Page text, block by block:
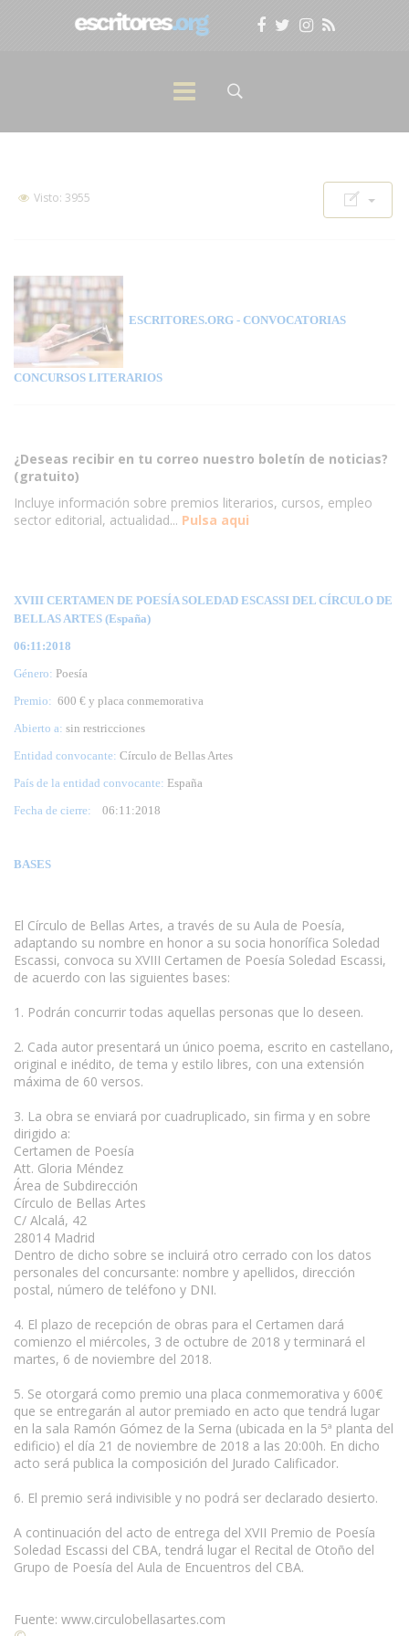
Visto: 3955
ESCRITORES.ORG - CONVOCATORIAS
CONCURSOS LITERARIOS
¿Deseas recibir en tu correo nuestro boletín de noticias?
(gratuito)
Incluye información sobre premios literarios, cursos, empleo
sector editorial, actualidad... Pulsa aqui
XVIII CERTAMEN DE POESÍA SOLEDAD ESCASSI DEL CÍRCULO DE
BELLAS ARTES (España)
06:11:2018
Género: Poesía
Premio: 600 € y placa conmemorativa
Abierto a: sin restricciones
Entidad convocante: Círculo de Bellas Artes
País de la entidad convocante: España
Fecha de cierre:
06:11:2018
BASES
El Círculo de Bellas Artes, a través de su Aula de Poesía,
adaptando su nombre en honor a su socia honorífica Soledad
Escassi, convoca su XVIII Certamen de Poesía Soledad Escassi,
de acuerdo con las siguientes bases:
1. Podrán concurrir todas aquellas personas que lo deseen.
2. Cada autor presentará un único poema, escrito en castellano,
original e inédito, de tema y estilo libres, con una extensión
máxima de 60 versos.
3. La obra se enviará por cuadruplicado, sin firma y en sobre
dirigido a:
Certamen de Poesía
Att. Gloria Méndez
Área de Subdirección
Círculo de Bellas Artes
C/ Alcalá, 42
28014 Madrid
Dentro de dicho sobre se incluirá otro cerrado con los datos
personales del concursante: nombre y apellidos, dirección
postal, número de teléfono y DNI.
4. El plazo de recepción de obras para el Certamen dará
comienzo el miércoles, 3 de octubre de 2018 y terminará el
martes, 6 de noviembre del 2018.
5. Se otorgará como premio una placa conmemorativa y 600€
que se entregarán al autor premiado en acto que tendrá lugar
en la sala Ramón Gómez de la Serna (ubicada en la 5ª planta del
edificio) el día 21 de noviembre de 2018 a las 20:00h. En dicho
acto será publica la composición del Jurado Calificador.
6. El premio será indivisible y no podrá ser declarado desierto.
A continuación del acto de entrega del XVII Premio de Poesía
Soledad Escassi del CBA, tendrá lugar el Recital de Otoño del
Grupo de Poesía del Aula de Encuentros del CBA.
Fuente: www.circulobellasartes.com